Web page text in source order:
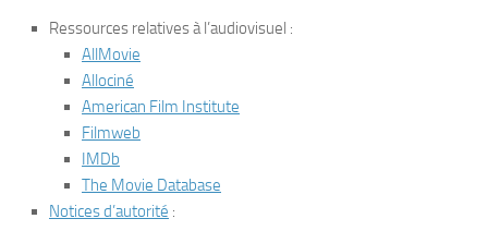
Ressources relatives à l’audiovisuel :
AllMovie
Allociné
American Film Institute
Filmweb
IMDb
The Movie Database
Notices d’autorité :